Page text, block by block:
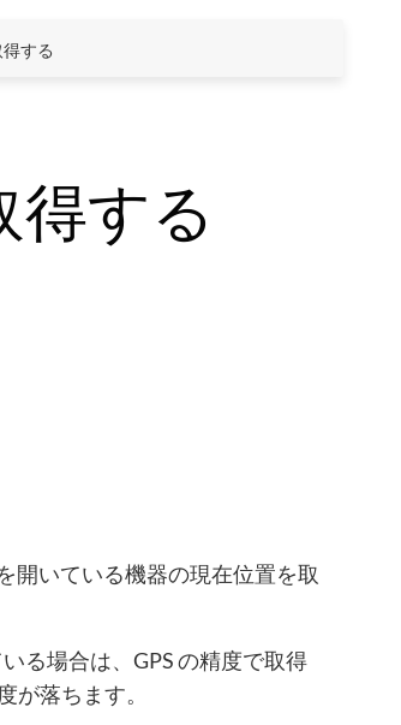
する
得する
開いている機器の現在位置を取
る場合は、GPS の精度で取得
が落ちます。